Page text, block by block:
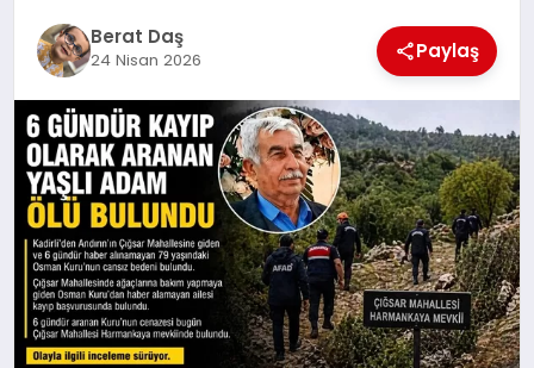
NURHAKBerat Daş
24 Nisan 2026 Paylaş